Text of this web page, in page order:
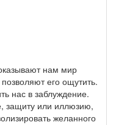
нам мир
его ощутить.
нас в заблуждение.
защиту или иллюзию,
желанного